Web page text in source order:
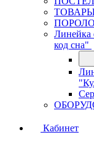
Линейка
код сна"
Кабинет